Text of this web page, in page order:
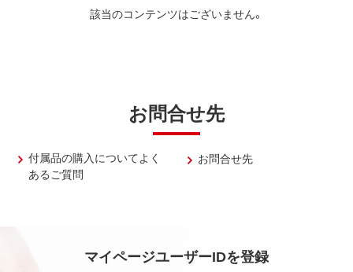
該当のコンテンツはございません。
お問合せ先
付属品の購入についてよく
あるご質問
お問合せ先
マイページユーザーIDを登録